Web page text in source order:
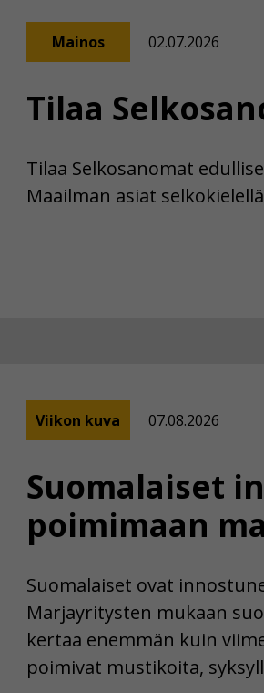
Tilaa
Mainos 02.07.2026
Tilaa Selkosanomat
Maailman asiat
Suomalaiset
poimimaan
Viikon kuva 07.08.2026
Suomalaiset ovat
Marjayritysten mukaan
kertaa enemmän kuin
poimivat mustikoita,